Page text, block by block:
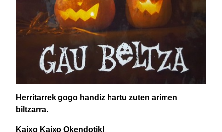
Herritarrek gogo handiz hartu zuten arimen
biltzarra.
Kaixo Kaixo Okendotik!